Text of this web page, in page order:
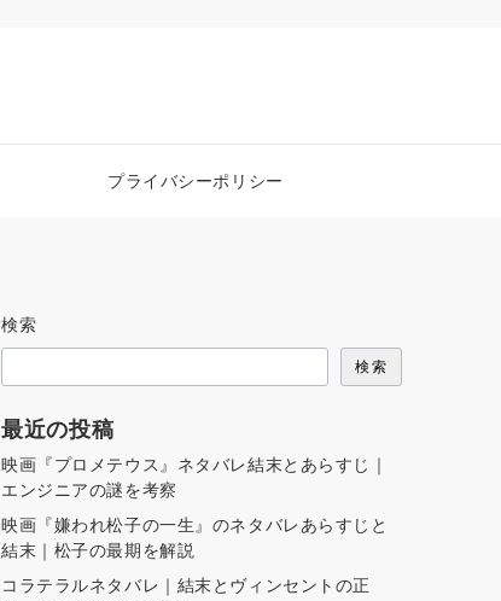
プライバシーポリシー
検索
検索
最近の投稿
映画『プロメテウス』ネタバレ結末とあらすじ｜
エンジニアの謎を考察
映画『嫌われ松子の一生』のネタバレあらすじと
結末｜松子の最期を解説
コラテラルネタバレ｜結末とヴィンセントの正